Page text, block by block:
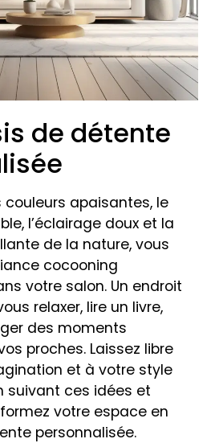
de détente
couleurs apaisantes, le
l’éclairage doux et la
de la nature, vous
cocooning
votre salon. Un endroit
relaxer, lire un livre,
des moments
proches. Laissez libre
et à votre style
suivant ces idées et
votre espace en
personnalisée.